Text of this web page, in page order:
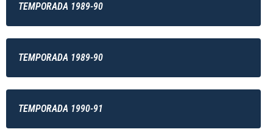
TEMPORADA 1989-90
TEMPORADA 1989-90
TEMPORADA 1990-91